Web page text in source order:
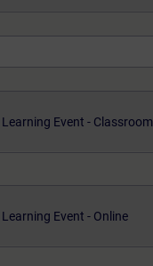
Learning Event - Classroom
Learning Event - Online